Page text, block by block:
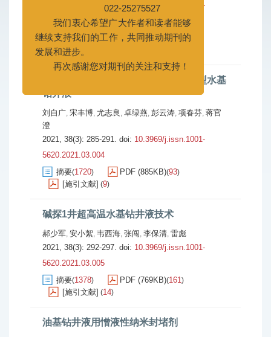
2021, 38(3): 280-284. doi:10.3969/j.issn.1001-
5620.2021.03.003
摘要(1499) PDF (1372KB)(132)
[施引文献]
基于改性植物多酚的高温高密度环保型水基
钻井液
刘自广, 宋丰博, 尤志良 , 卓绿燕, 彭云涛, 项春芬, 蒋官
澄
2021, 38(3): 285-291. doi: 10.3969/j.issn.1001-
5620.2021.03.004
摘要(1720) PDF (885KB)(93)
[施引文献] (9)
碱探1井超高温水基钻井液技术
郝少军, 安小絮, 韦西海, 张闯, 李保清, 雷彪
2021, 38(3): 292-297. doi: 10.3969/j.issn.1001-
5620.2021.03.005
摘要(1378) PDF (769KB)(161)
[施引文献] (14)
油基钻井液用憎液性纳米封堵剂
新联系电话：022-65278734
022-25275527
我们衷心希望广大作者和读者能够
继续支持我们的工作，共同推动期刊的
发展和进步。